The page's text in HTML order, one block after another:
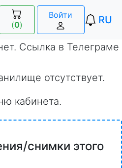
(0)
Войти RU
Ссылка в Телеграме
отсутствует.
кабинета.
снимки этого